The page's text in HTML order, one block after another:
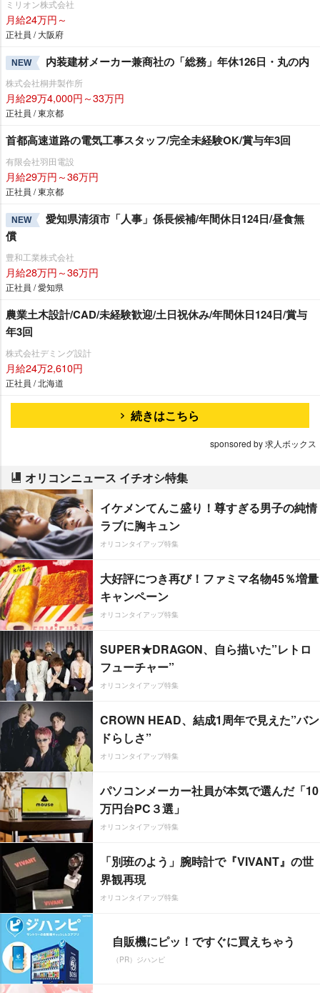
ミリオン株式会社
月給24万円～
正社員 / 大阪府
NEW 内装建材メーカー兼商社の「総務」年休126日・丸の内
株式会社桐井製作所
月給29万4,000円～33万円
正社員 / 東京都
首都高速道路の電気工事スタッフ/完全未経験OK/賞与年3回
有限会社羽田電設
月給29万円～36万円
正社員 / 東京都
NEW
愛知県清須市「人事」係長候補/年間休日124日/昼食無
償
豊和工業株式会社
月給28万円～36万円
正社員 / 愛知県
農業土木設計/CAD/未経験歓迎/土日祝休み/年間休日124日/賞与
年3回
株式会社デミング設計
月給24万2,610円
正社員 / 北海道
続きはこちら
sponsored by 求人ボックス
オリコンニュース イチオシ特集
イケメンてんこ盛り！尊すぎる男子の純情
ラブに胸キュン
オリコンタイアップ特集
大好評につき再び！ファミマ名物45％増量
キャンペーン
オリコンタイアップ特集
SUPER★DRAGON、自ら描いた”レトロ
フューチャー”
オリコンタイアップ特集
CROWN HEAD、結成1周年で見えた”バン
ドらしさ”
オリコンタイアップ特集
パソコンメーカー社員が本気で選んだ「10
万円台PC３選」
オリコンタイアップ特集
「別班のよう」腕時計で『VIVANT』の世
界観再現
オリコンタイアップ特集
自販機にピッ！ですぐに買えちゃう
（PR）ジハンピ